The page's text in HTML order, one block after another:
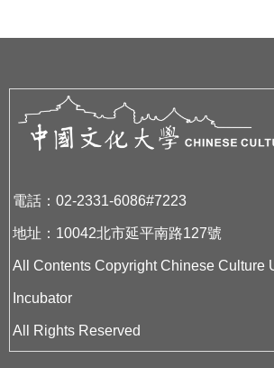
電話：02-2331-6086#7223
地址：10042北市延平南路127號
All Contents Copyright Chinese Culture
Incubator
All Rights Reserved